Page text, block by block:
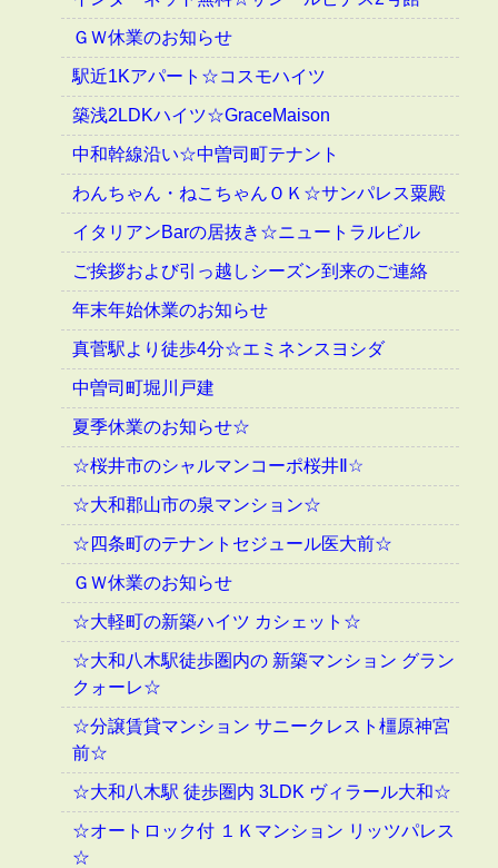
ＧＷ休業のお知らせ
駅近1Kアパート☆コスモハイツ
築浅2LDKハイツ☆GraceMaison
中和幹線沿い☆中曽司町テナント
わんちゃん・ねこちゃんＯＫ☆サンパレス粟殿
イタリアンBarの居抜き☆ニュートラルビル
ご挨拶および引っ越しシーズン到来のご連絡
年末年始休業のお知らせ
真菅駅より徒歩4分☆エミネンスヨシダ
中曽司町堀川戸建
夏季休業のお知らせ☆
☆桜井市のシャルマンコーポ桜井Ⅱ☆
☆大和郡山市の泉マンション☆
☆四条町のテナントセジュール医大前☆
ＧＷ休業のお知らせ
☆大軽町の新築ハイツ カシェット☆
☆大和八木駅徒歩圏内の 新築マンション グラン
クォーレ☆
☆分譲賃貸マンション サニークレスト橿原神宮
前☆
☆大和八木駅 徒歩圏内 3LDK ヴィラール大和☆
☆オートロック付 １Ｋマンション リッツパレス
☆